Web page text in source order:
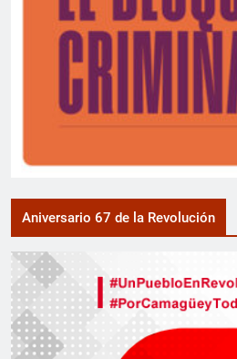
Aniversario 67 de la Revolución